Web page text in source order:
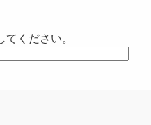
ください。